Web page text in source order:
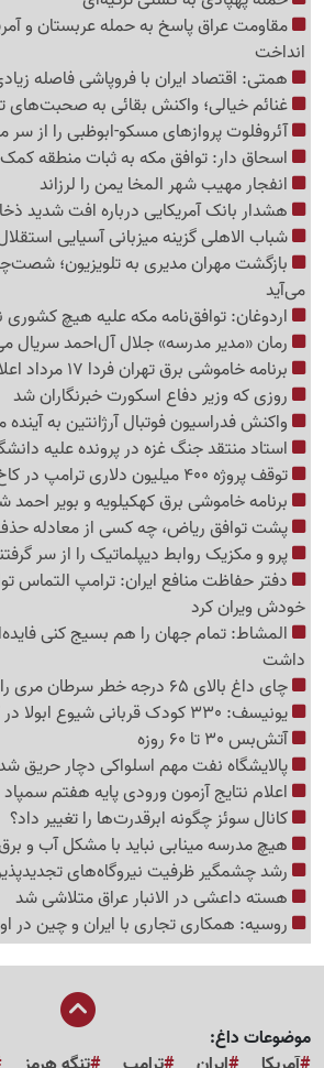
مقاومت عراق پاسخ به حمله عربستان و
انداخت
همتی: اقتصاد ایران با فروپاشی فاصله
غنائم خیالی؛ واکنش بقائی به صحبت‌های
آئروفلوت پروازهای مسکو-ابوظبی را از سر
اسحاق دار: توافق مکه به ثبات منطقه
انفجار مهیب شهر المخا یمن را لرزاند
هشدار بانک آمریکایی درباره افت شدید
شباب الاهلی گزینه میزبانی آسیایی
بازگشت مهران مدیری به تلویزیون؛
می‌آید
اردوغان: توافق‌نامه مکه علیه هیچ
رمان «مدیر مدرسه» جلال آل‌احمد سریال
برنامه خاموشی برق تهران فردا 17 مرداد اعلام شد+ جزییات
روزی که وزیر دفاع اسکورت خبرنگاران شد
واکنش فدراسیون فوتبال آرژانتین به
استاد منتقد جنگ غزه در پرونده علیه
توقف پروژه 400 میلیون دلاری ترامپ در کاخ سفید با حکم دادگاه
برنامه خاموشی برق کهکیلویه و بویر احمد شنبه 17 مرداد
پشت توافق ریاض، چه کسی از معادله
پرو و مکزیک روابط دیپلماتیک را از سر
دفتر حفاظت منافع ایران: ترامپ التماس
خودش ویران کرد
المشاط: تمام جهان را هم بسیج کنی
داشت
چای داغ بالای 65 درجه خطر سرطان مری را افزایش می‌دهد
یونیسف: 330 کودک قربانی شیوع ابولا در کنگو شدند
آتش‌بس 30 تا 60 روزه
پالایشگاه نفت مهم اسلواکی دچار حریق
اعلام نتایج آزمون ورودی پایه هفتم سمپاد
کانال سوئز چگونه ابرقدرت‌ها را تغییر داد؟
هیچ مدرسه مینابی نباید با مشکل آب و برق
رشد چشمگیر ظرفیت نیروگاه‌های
هسته داعشی در الانبار عراق متلاشی شد
روسیه: همکاری تجاری با ایران و چین در
موضوعات داغ: